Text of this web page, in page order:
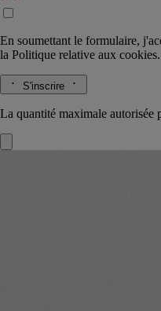
En soumettant le formulaire,
la Politique relative aux cookies.
S'inscrire
La quantité maximale autorisée